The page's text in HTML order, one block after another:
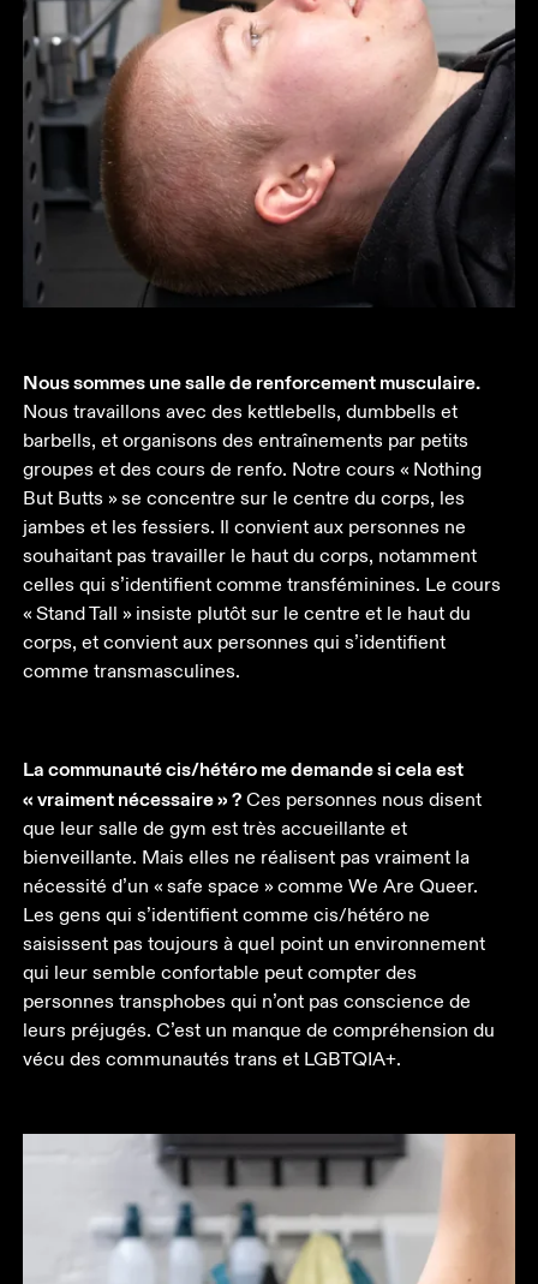
Nous sommes une salle de renforcement musculaire.
Nous travaillons avec des kettlebells, dumbbells et
barbells, et organisons des entraînements par petits
groupes et des cours de renfo. Notre cours « Nothing
But Butts » se concentre sur le centre du corps, les
jambes et les fessiers. Il convient aux personnes ne
souhaitant pas travailler le haut du corps, notamment
celles qui s’identifient comme transféminines. Le cours
« Stand Tall » insiste plutôt sur le centre et le haut du
corps, et convient aux personnes qui s’identifient
comme transmasculines.
La communauté cis/hétéro me demande si cela est
« vraiment nécessaire » ? Ces personnes nous disent
que leur salle de gym est très accueillante et
bienveillante. Mais elles ne réalisent pas vraiment la
nécessité d’un « safe space » comme We Are Queer.
Les gens qui s’identifient comme cis/hétéro ne
saisissent pas toujours à quel point un environnement
qui leur semble confortable peut compter des
personnes transphobes qui n’ont pas conscience de
leurs préjugés. C’est un manque de compréhension du
vécu des communautés trans et LGBTQIA+.